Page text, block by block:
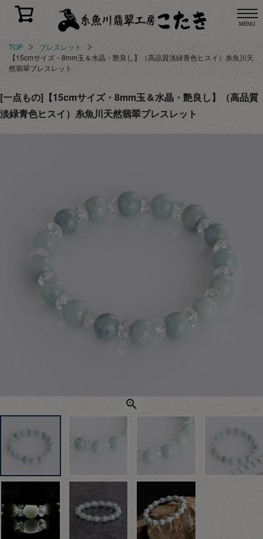
MENU
TOP
ブレスレット
【15cmサイズ・8mm玉＆水晶・艶良し】（高品質淡緑青色ヒスイ）糸魚川天
然翡翠ブレスレット
[一点もの]【15cmサイズ・8mm玉＆水晶・艶良し】（高品質
淡緑青色ヒスイ）糸魚川天然翡翠ブレスレット